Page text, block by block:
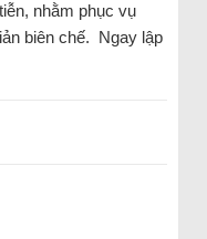
nhằm phục vụ
biên chế. Ngay lập